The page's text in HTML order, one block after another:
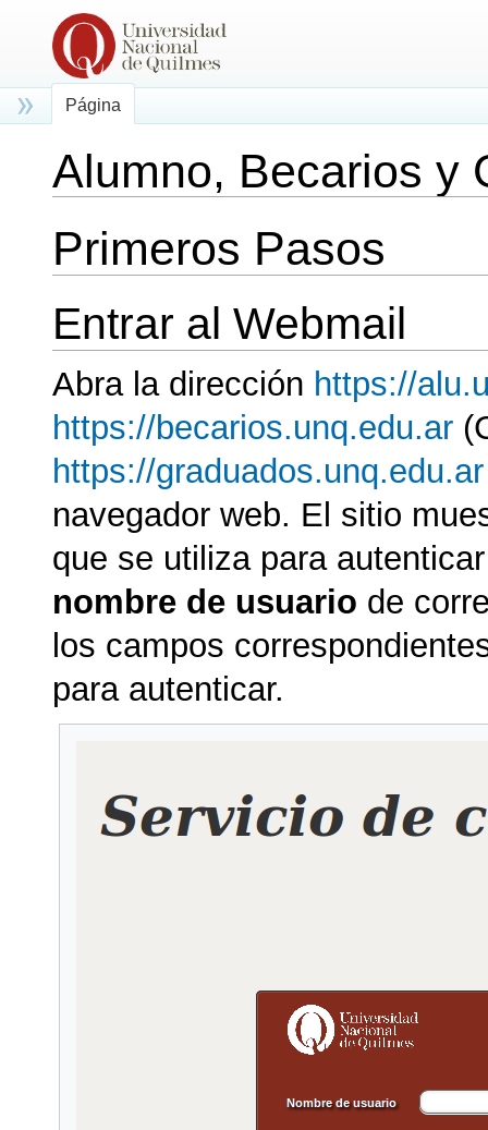
Alumno, Becarios y
Primeros Pasos
Entrar al Webmail
Abra la dirección https://
https://becarios.unq.edu.ar
https://graduados.unq.edu.ar
navegador web. El sitio
que se utiliza para
nombre de usuario de
los campos
para autenticar.
Página